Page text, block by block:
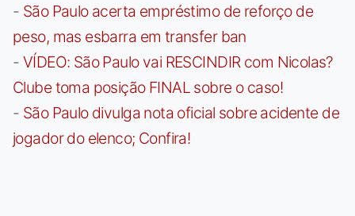
- São Paulo acerta empréstimo de reforço de
peso, mas esbarra em transfer ban
- VÍDEO: São Paulo vai RESCINDIR com Nicolas?
Clube toma posição FINAL sobre o caso!
- São Paulo divulga nota oficial sobre acidente de
jogador do elenco; Confira!